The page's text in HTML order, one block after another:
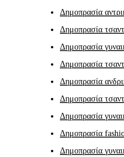
Δημοπρασία
Δημοπρασία
Δημοπρασία
Δημοπρασία
Δημοπρασία
Δημοπρασία
Δημοπρασία
Δημοπρασία
Δημοπρασία